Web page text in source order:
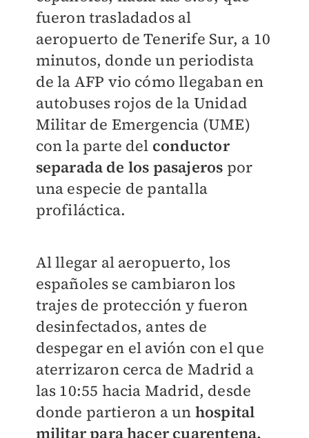
fueron trasladados al
aeropuerto de Tenerife Sur, a 10
minutos, donde un periodista
de la AFP vio cómo llegaban en
autobuses rojos de la Unidad
Militar de Emergencia (UME)
con la parte del conductor
separada de los pasajeros por
una especie de pantalla
profiláctica.
Al llegar al aeropuerto, los
españoles se cambiaron los
trajes de protección y fueron
desinfectados, antes de
despegar en el avión con el que
aterrizaron cerca de Madrid a
las 10:55 hacia Madrid, desde
donde partieron a un hospital
militar para hacer cuarentena.